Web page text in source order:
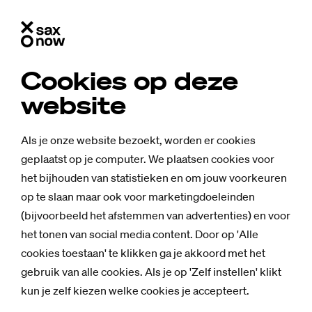
Cookies op deze
website
Als je onze website bezoekt, worden er cookies
geplaatst op je computer. We plaatsen cookies voor
het bijhouden van statistieken en om jouw voorkeuren
op te slaan maar ook voor marketingdoeleinden
(bijvoorbeeld het afstemmen van advertenties) en voor
het tonen van social media content. Door op 'Alle
cookies toestaan' te klikken ga je akkoord met het
gebruik van alle cookies. Als je op 'Zelf instellen' klikt
kun je zelf kiezen welke cookies je accepteert.
Nieuws